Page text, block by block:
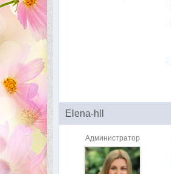
Elena-hll
Администратор